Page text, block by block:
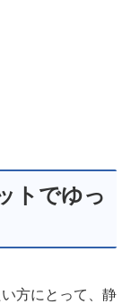
トでゆっ
方にとって、静